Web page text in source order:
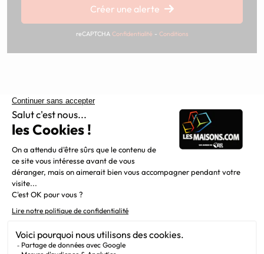
Créer une alerte
reCAPTCHA Confidentialité - Conditions
Constructeur de maisons individuelles, Maisons.com est une
grand nord de la France.